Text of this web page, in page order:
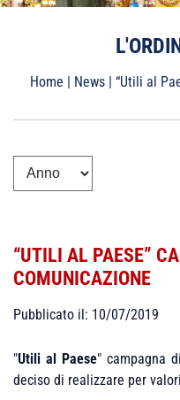
Home | News| “Utili al
“UTILI AL PAESE”
COMUNICAZIONE
Pubblicato il: 10/07/2019
"Utili al Paese" campagna
deciso di realizzare per